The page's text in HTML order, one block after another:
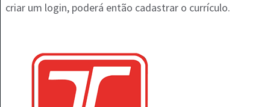
criar um login, poderá então cadastrar o currículo.